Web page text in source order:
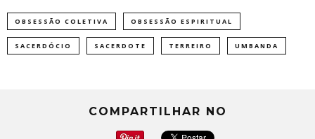
OBSESSÃO COLETIVA OBSESSÃO ESPIRITUAL
SACERDÓCIO SACERDOTE TERREIRO UMBANDA
COMPARTILHAR NO